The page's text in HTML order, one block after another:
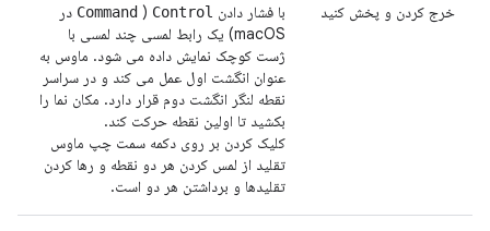
خرج کردن و پخش کنید با فشار دادن Control
(
Command در
macOS) یک رابط لمسی چند لمسی با
ژست کوچک نمایش داده می شود. ماوس به
عنوان انگشت اول عمل می کند و در سراسر
نقطه لنگر انگشت دوم قرار دارد. مکان نما را
بکشید تا اولین نقطه حرکت کند.
کلیک کردن بر روی دکمه سمت چپ ماوس
تقلید از لمس کردن هر دو نقطه و رها کردن
تقلیدها و برداشتن هر دو است.